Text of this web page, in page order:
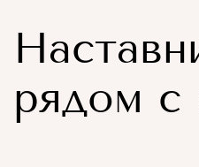
рядом с